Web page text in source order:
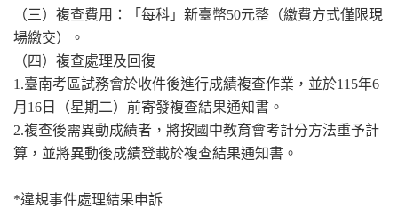
（三）複查費用：「每科」新臺幣50元整（繳費方式僅限現
場繳交）。
（四）複查處理及回復
1.臺南考區試務會於收件後進行成績複查作業，並於115年6
月16日（星期二）前寄發複查結果通知書。
2.複查後需異動成績者，將按國中教育會考計分方法重予計
算，並將異動後成績登載於複查結果通知書。
*違規事件處理結果申訴